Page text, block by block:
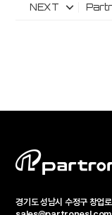
NEXT
경기도 성남시 수정구 창